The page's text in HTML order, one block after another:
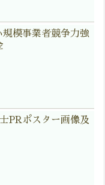
模事業者競争力強
PRポスター画像及